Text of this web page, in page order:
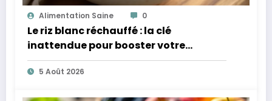
Alimentation Saine 0
Le riz blanc réchauffé : la clé
inattendue pour booster votre
microbiote
5 Août 2026